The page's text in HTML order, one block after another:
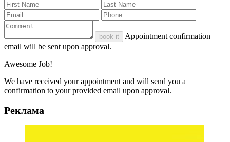
book it
Appointment confirmation
email will be sent upon approval.
Awesome Job!
We have received your appointment and will send you a
confirmation to your provided email upon approval.
Реклама